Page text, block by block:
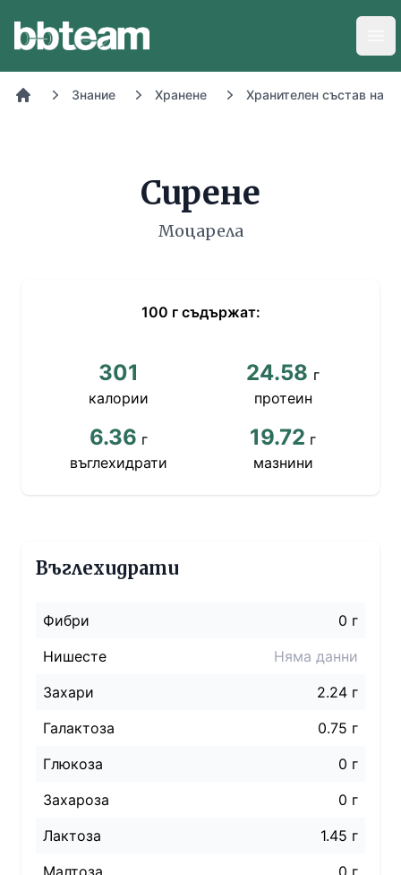
Знание Хранене Хранителен състав на
Сирене
Моцарела
100 г съдържат:
301
калории
24.58 г
протеин
6.36 г
въглехидрати
19.72 г
мазнини
Въглехидрати
Фибри
0 г
Нишесте
Няма данни
Захари
2.24 г
Галактоза
0.75 г
Глюкоза
0 г
Захароза
0 г
Лактоза
1.45 г
Малтоза
0 г